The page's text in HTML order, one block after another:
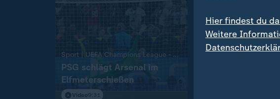
Sport | UEFA Champions League - Saison 2025/26 :
PSG schlägt Arsenal im
Elfmeterschießen
Video9:31
Hier findest du
Weitere